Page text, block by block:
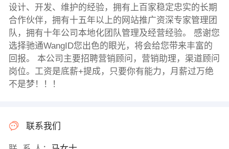
设计、开发、维护的经验，拥有上百家稳定忠实的长期
合作伙伴，拥有十五年以上的网站推广资深专家管理团
队，拥有十年公司本地化团队管理及经营经验。 感谢您
选择驰通WangID您出色的眼光，将会给您带来丰富的
回报。 本公司主要招聘营销顾问，营销助理，渠道顾问
岗位。工资是底薪+提成，只要你有能力，月薪过万绝
不是梦！！！
联系我们